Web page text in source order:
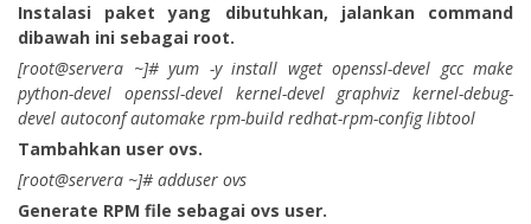
Instalasi paket yang dibutuhkan, jalankan command
dibawah ini sebagai root.
[root@servera ~]# yum -y install wget openssl-devel gcc make
python-devel openssl-devel kernel-devel graphviz kernel-debug-
devel autoconf automake rpm-build redhat-rpm-config libtool
Tambahkan user ovs.
[root@servera ~]# adduser ovs
Generate RPM file sebagai ovs user.